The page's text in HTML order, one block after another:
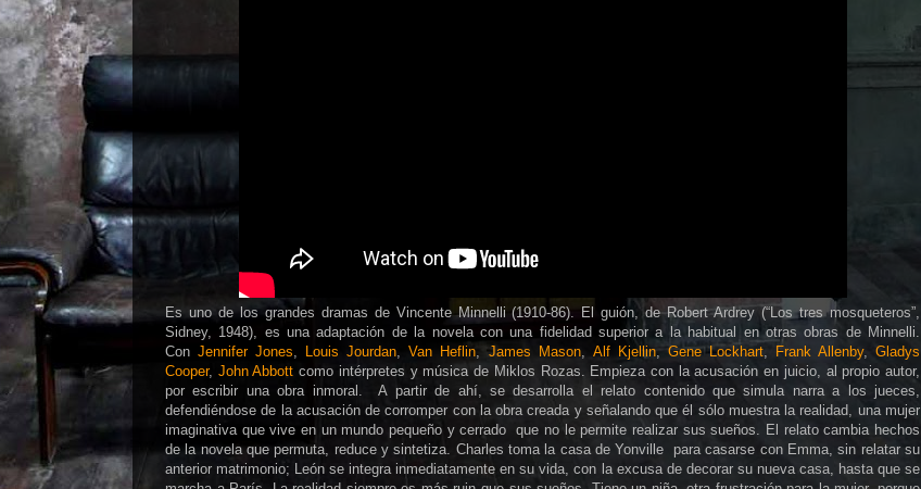
Es uno de los grandes dramas de Vincente Minnelli (1910-86). El guión, de Robert Ardrey (“Los tres mosqueteros”,
Sidney, 1948), es una adaptación de la novela con una fidelidad superior a la habitual en otras obras de Minnelli.
ConJennifer Jones, Louis Jourdan,Van Heflin,James Mason, Alf Kjellin, Gene Lockhart, Frank Allenby,Gladys
Cooper, John Abbott como intérpretes y música de Miklos Rozas. Empieza con la acusación en juicio, al propio autor,
por escribir una obra inmoral. A partir de ahí, se desarrolla el relato contenido que simula narra a los jueces,
defendiéndose de la acusación de corromper con la obra creada y señalando que él sólo muestra la realidad, una mujer
imaginativa que vive en un mundo pequeño y cerrado que no le permite realizar sus sueños. El relato cambia hechos
de la novela que permuta, reduce y sintetiza. Charles toma la casa de Yonville para casarse con Emma, sin relatar su
anterior matrimonio; León se integra inmediatamente en su vida, con la excusa de decorar su nueva casa, hasta que se